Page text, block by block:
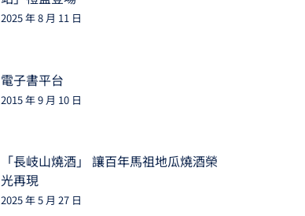
2025 年 8 月 11 日
電子書平台
2015 年 9 月 10 日
「長岐山燒酒」 讓百年馬祖地瓜燒酒榮
光再現
2025 年 5 月 27 日